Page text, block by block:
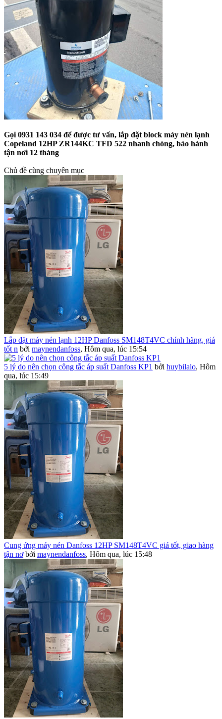
Gọi 0931 143 034 để được tư vấn, lắp đặt block máy nén lạnh
Copeland 12HP ZR144KC TFD 522 nhanh chóng, bảo hành
tận nơi 12 tháng
Chủ đề cùng chuyên mục
Lắp đặt máy nén lạnh 12HP Danfoss SM148T4VC chính hãng, giá
tốt n bởi maynendanfoss, Hôm qua, lúc 15:54
5 lý do nên chọn công tắc áp suất Danfoss KP1 bởi huybilalo, Hôm
qua, lúc 15:49
Cung ứng máy nén Danfoss 12HP SM148T4VC giá tốt, giao hàng
tận nơ bởi maynendanfoss, Hôm qua, lúc 15:48